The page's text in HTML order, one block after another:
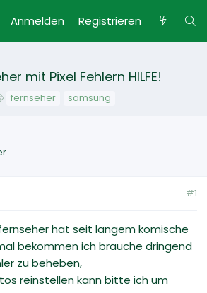
Anmelden Registrieren
mit Pixel Fehlern HILFE!
a
e
fernseher samsung
#1
hat seit langem komische
bekommen ich brauche dringend
zu beheben,
reinstellen kann bitte ich um